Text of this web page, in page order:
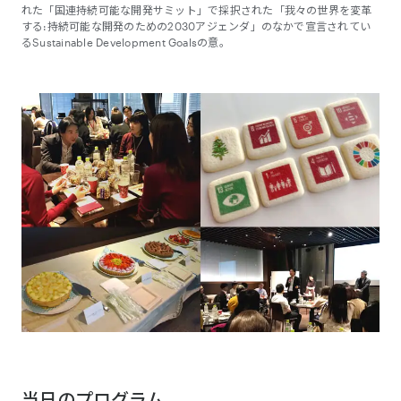
れた「国連持続可能な開発サミット」で採択された「我々の世界を変革
する:持続可能な開発のための2030アジェンダ」のなかで宣言されてい
るSustainable Development Goalsの意。